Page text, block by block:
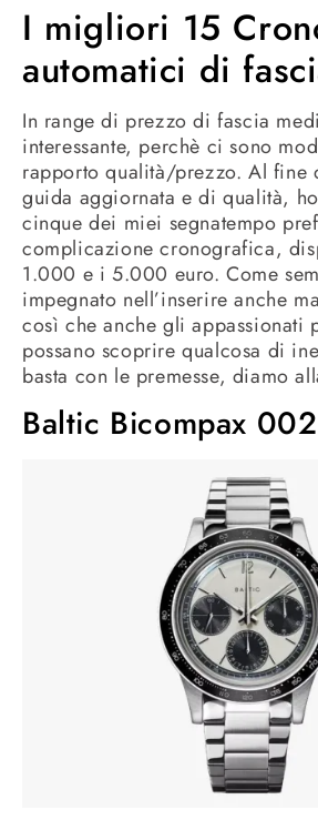
I migliori 15
automatici di
In range di prezzo di fascia
interessante, perchè ci sono
rapporto qualità/prezzo. Al fine
guida aggiornata e di qualità,
cinque dei miei segnatempo
complicazione cronografica,
1.000 e i 5.000 euro. Come
impegnato nell’inserire anche
così che anche gli appassionati
possano scoprire qualcosa di
basta con le premesse, diamo
Baltic Bicompax 002